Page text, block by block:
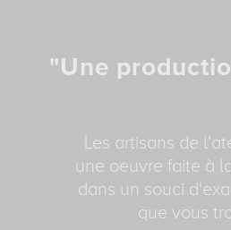
"Une
Les artisans de
une oeuvre faite à
dans un souci
que vous